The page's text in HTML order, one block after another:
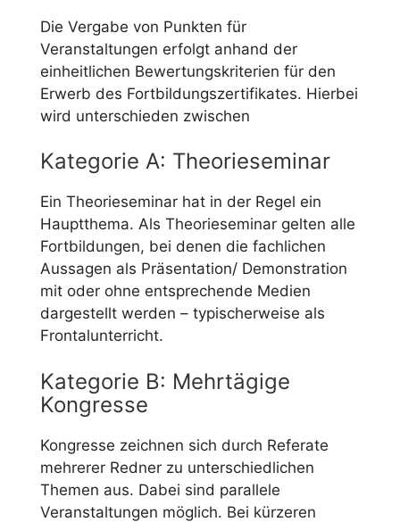
Die Vergabe von Punkten für
Veranstaltungen erfolgt anhand der
einheitlichen Bewertungskriterien für den
Erwerb des Fortbildungszertifikates. Hierbei
wird unterschieden zwischen
Kategorie A: Theorieseminar
Ein Theorieseminar hat in der Regel ein
Hauptthema. Als Theorieseminar gelten alle
Fortbildungen, bei denen die fachlichen
Aussagen als Präsentation/ Demonstration
mit oder ohne entsprechende Medien
dargestellt werden – typischerweise als
Frontalunterricht.
Kategorie B: Mehrtägige
Kongresse
Kongresse zeichnen sich durch Referate
mehrerer Redner zu unterschiedlichen
Themen aus. Dabei sind parallele
Veranstaltungen möglich. Bei kürzeren